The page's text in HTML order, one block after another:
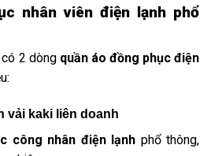
nhân viên điện lạnh phổ
có 2 dòng quần áo đồng phục điện
vải kaki liên doanh
công nhân điện lạnh phổ thông,